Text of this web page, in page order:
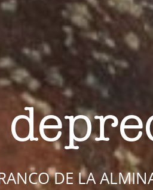
DE LA
les paramètres Tout